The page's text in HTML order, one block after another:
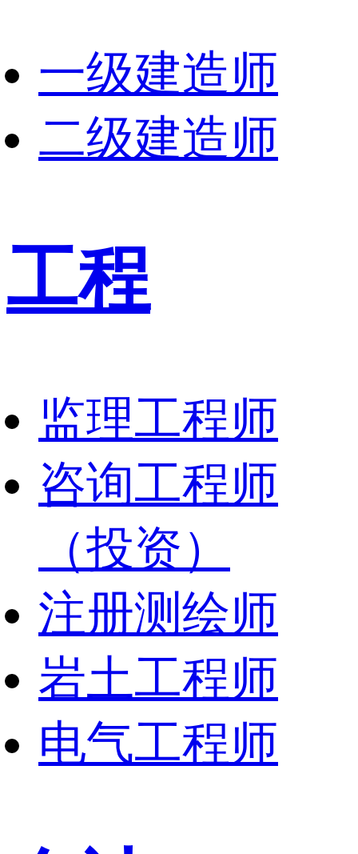
一级建造师
二级建造师
工程
监理工程师
咨询工程师
（投资）
注册测绘师
岩土工程师
电气工程师